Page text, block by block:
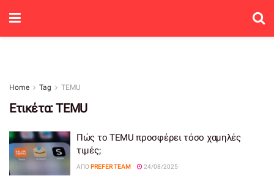
Home Tag TEMU
Ετικέτα:TEMU
Πώς το TEMU προσφέρει τόσο χαμηλές
τιμές;
ΑΠΌ PREFER TEAM 24/08/2025